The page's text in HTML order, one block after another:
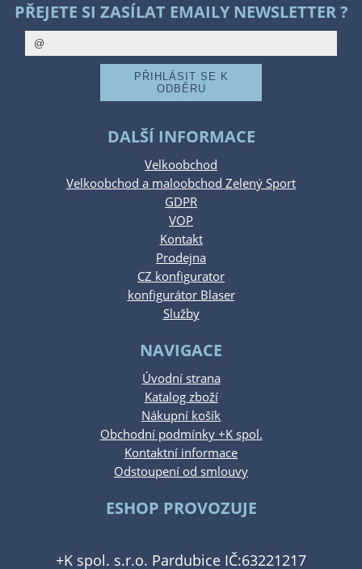
PŘEJETE SI ZASÍLAT EMAILY NEWSLETTER ?
DALŠÍ INFORMACE
Velkoobchod
Velkoobchod a maloobchod Zelený Sport
GDPR
VOP
Kontakt
Prodejna
CZ konfigurator
konfigurátor Blaser
Služby
NAVIGACE
Úvodní strana
Katalog zboží
Nákupní košík
Obchodní podmínky +K spol.
Kontaktní informace
Odstoupení od smlouvy
ESHOP PROVOZUJE
+K spol. s.r.o. Pardubice IČ:63221217